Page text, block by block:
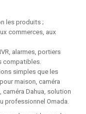
les produits ;
commerces, aux
alarmes, portiers
compatibles.
simples que les
maison, caméra
caméra Dahua, solution
professionnel Omada.